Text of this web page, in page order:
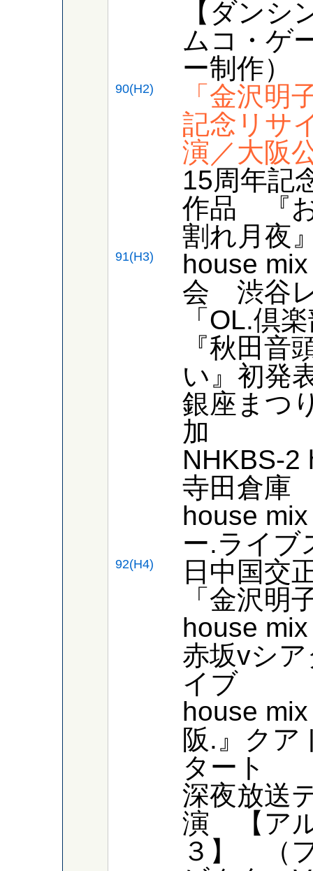
【ダンシ
ムコ・ゲ
ー制作）
90(H2)
「金沢明
記念リサ
演／大阪
15周年記
作品 『
割れ月夜
91(H3)
house
会 渋谷
「OL.倶
『秋田音
い』初発
銀座まつ
加
NHKBS-2
寺田倉庫
house
ー.ライブ
92(H4)
日中国交
「金沢明
house
赤坂vシ
イブ
house
阪.』クア
タート
深夜放送
演 【ア
３】 （